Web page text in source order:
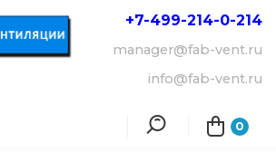
0
+7-499-214-0-214
manager@fab-vent.ru
info@fab-vent.ru